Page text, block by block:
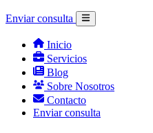
Enviar consulta
Inicio
Servicios
Blog
Sobre Nosotros
Contacto
Enviar consulta